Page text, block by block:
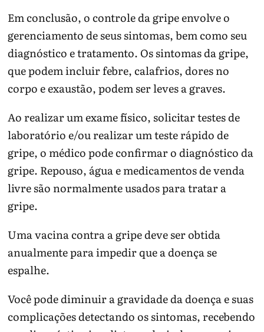
Em conclusão, o controle da gripe envolve o
gerenciamento de seus sintomas, bem como seu
diagnóstico e tratamento. Os sintomas da gripe,
que podem incluir febre, calafrios, dores no
corpo e exaustão, podem ser leves a graves.
Ao realizar um exame físico, solicitar testes de
laboratório e/ou realizar um teste rápido de
gripe, o médico pode confirmar o diagnóstico da
gripe. Repouso, água e medicamentos de venda
livre são normalmente usados para tratar a
gripe.
Uma vacina contra a gripe deve ser obtida
anualmente para impedir que a doença se
espalhe.
Você pode diminuir a gravidade da doença e suas
complicações detectando os sintomas, recebendo